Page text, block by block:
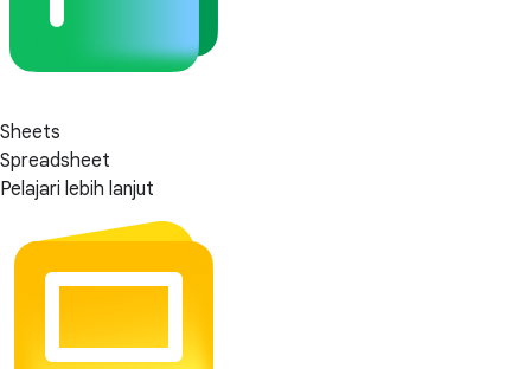
Sheets
Spreadsheet
Pelajari lebih lanjut